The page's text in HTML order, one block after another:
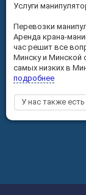
Услуги
Перевозки
Аренда крана-
час решит все
Минску и Минской
самых низких в
подробнее